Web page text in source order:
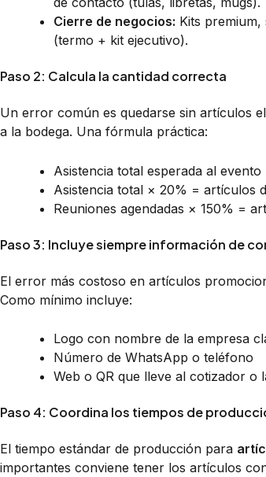
Cierre de negocios: Kits
(termo + kit ejecutivo).
Paso 2: Calcula la cantidad correcta
Un error común es quedarse sin artículos
a la bodega. Una fórmula práctica:
Asistencia total esperada al
Asistencia total × 20% = artículos
Reuniones agendadas × 150% =
Paso 3: Incluye siempre información de
El error más costoso en artículos
Como mínimo incluye:
Logo con nombre de la empresa
Número de WhatsApp o teléfono
Web o QR que lleve al cotizador o
Paso 4: Coordina los tiempos de
El tiempo estándar de producción para
importantes conviene tener los artículos